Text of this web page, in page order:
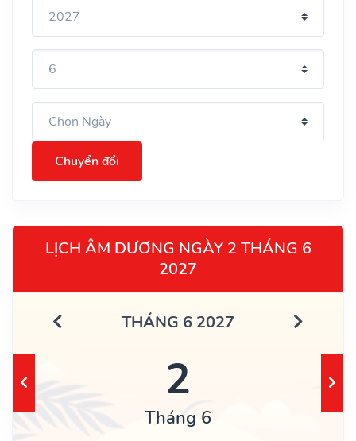
Chuyển đổi
LỊCH ÂM DƯƠNG NGÀY 2 THÁNG 6
2027
THÁNG 6 2027
2
Tháng 6